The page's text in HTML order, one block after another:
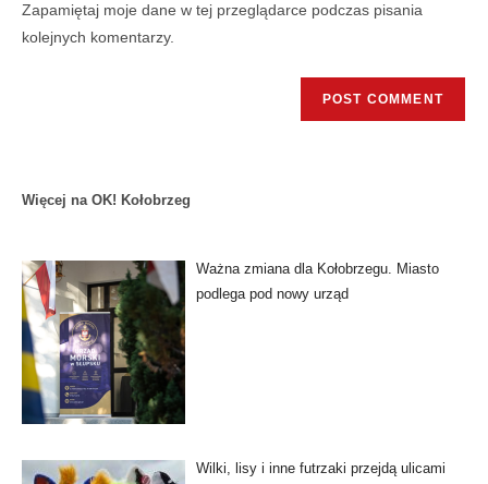
Zapamiętaj moje dane w tej przeglądarce podczas pisania
kolejnych komentarzy.
Więcej na OK! Kołobrzeg
Ważna zmiana dla Kołobrzegu. Miasto
podlega pod nowy urząd
Wilki, lisy i inne futrzaki przejdą ulicami